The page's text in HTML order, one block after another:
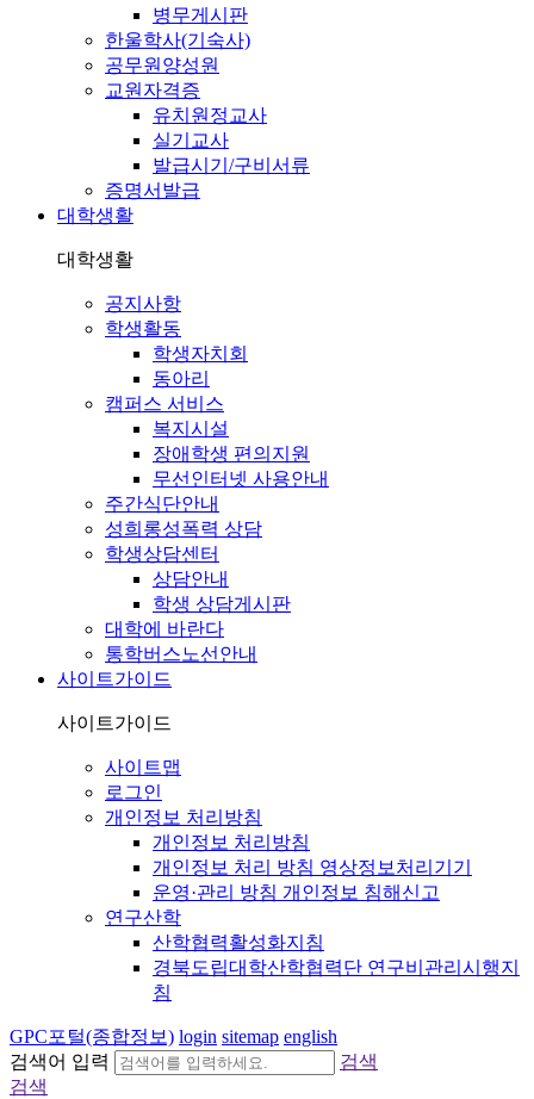
병무게시판
한울학사(기숙사)
공무원양성원
교원자격증
유치원정교사
실기교사
발급시기/구비서류
증명서발급
대학생활
대학생활
공지사항
학생활동
학생자치회
동아리
캠퍼스 서비스
복지시설
장애학생 편의지원
무선인터넷 사용안내
주간식단안내
성희롱성폭력 상담
학생상담센터
상담안내
학생 상담게시판
대학에 바란다
통학버스노선안내
사이트가이드
사이트가이드
사이트맵
로그인
개인정보 처리방침
개인정보 처리방침
개인정보 처리 방침 영상정보처리기기
운영·관리 방침 개인정보 침해신고
연구산학
산학협력활성화지침
경북도립대학산학협력단 연구비관리시행지
침
GPC포털(종합정보) login sitemap english
검색어 입력
검색
검색